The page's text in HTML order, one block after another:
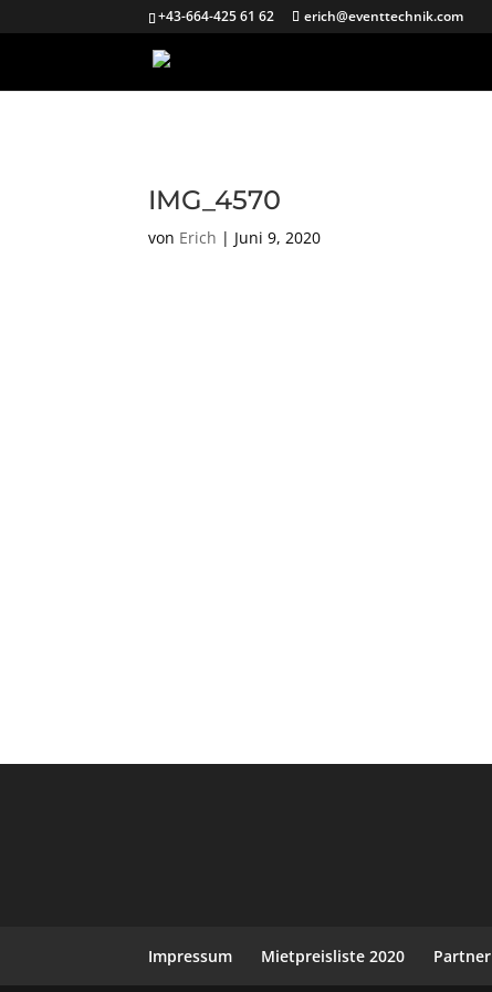
+43-664-425 61 62 erich@eventtechnik.com
IMG_4570
von Erich | Juni 9, 2020
Impressum Mietpreisliste 2020 Partner